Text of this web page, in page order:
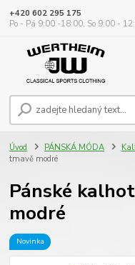
+420 602 295 175
Po - Pá 9:00 -18:00, So 9:00 -
Úvod PÁNSKÁ MÓDA
tmavě modré
Pánské
modré
Novinka